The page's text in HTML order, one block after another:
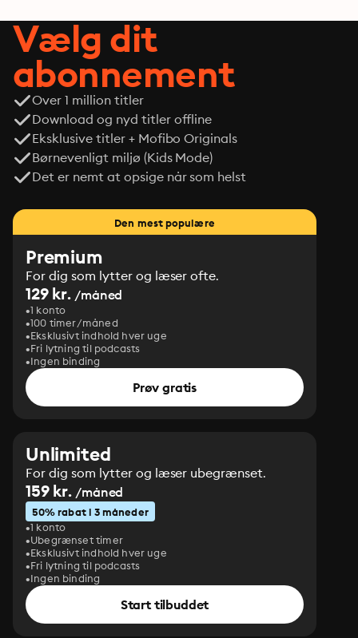
Vælg dit
abonnement
Over 1 million titler
Download og nyd titler offline
Eksklusive titler + Mofibo Originals
Børnevenligt miljø (Kids Mode)
Det er nemt at opsige når som helst
Den mest populære
Premium
For dig som lytter og læser ofte.
129 kr. /måned
1 konto
100 timer/måned
Eksklusivt indhold hver uge
Fri lytning til podcasts
Ingen binding
Prøv gratis
Unlimited
For dig som lytter og læser ubegrænset.
159 kr. /måned
50% rabat i 3 måneder
1 konto
Ubegrænset timer
Eksklusivt indhold hver uge
Fri lytning til podcasts
Ingen binding
Start tilbuddet